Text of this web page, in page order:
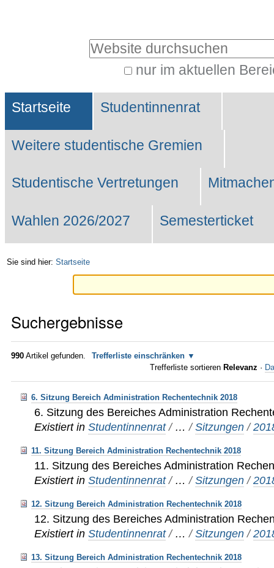
Website durchsuchen
nur im aktuellen
Suche…
Sektionen
Startseite Studentinnenrat
Weitere studentische Gremien
Studentische Vertretungen
Wahlen 2026/2027 Semesterticket
Sie sind hier: Startseite
Suchergebnisse
990 Artikel gefunden.
Trefferliste einschränken
Trefferliste sortieren Relevanz ·
6. Sitzung Bereich Administration Rechentechnik 2018
6. Sitzung des Bereiches Administration
Existiert in Studentinnenrat / …/Sitzungen /
11. Sitzung Bereich Administration Rechentechnik 2018
11. Sitzung des Bereiches Administration
Existiert in Studentinnenrat / …/Sitzungen /
12. Sitzung Bereich Administration Rechentechnik 2018
12. Sitzung des Bereiches Administration
Existiert in Studentinnenrat / …/Sitzungen /
13. Sitzung Bereich Administration Rechentechnik 2018